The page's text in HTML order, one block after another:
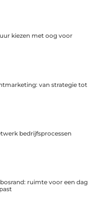
kiezen met oog voor
van strategie tot
bedrijfsprocessen
ruimte voor een dag